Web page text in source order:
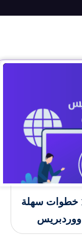
شرح ووردبريس 10 خطوات سهلة
ووردبريس